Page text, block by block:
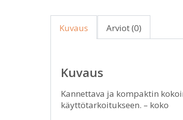
Kuvaus Arviot (0)
Kuvaus
Kannettava ja kompaktin
käyttötarkoitukseen. – koko